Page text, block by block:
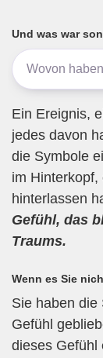
b
o
o
k
Und was war
Ein Ereignis,
jedes davon
die Symbole
im
hinterlassen
Gefühl, das
Traums.
Wenn es Sie
Sie haben die
Gefühl
dieses Gefühl